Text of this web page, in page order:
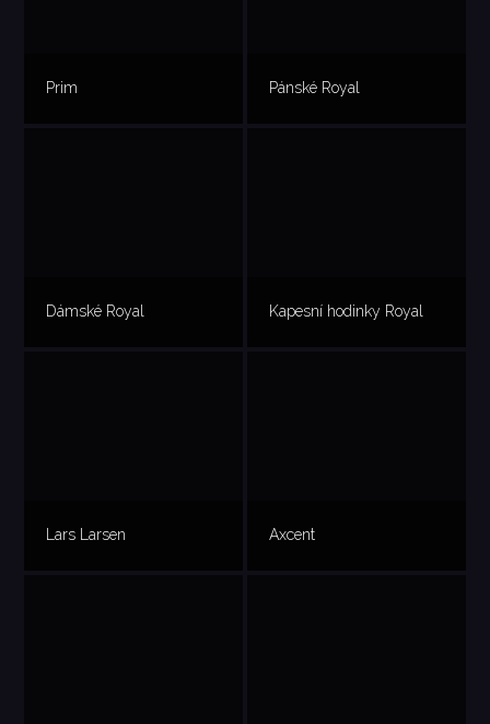
Prim Pánské Royal
Dámské Royal Kapesní hodinky Royal
Lars Larsen Axcent